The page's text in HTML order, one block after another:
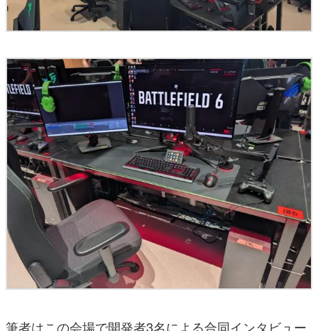
筆者はこの会場で開発者3名による合同インタビュー